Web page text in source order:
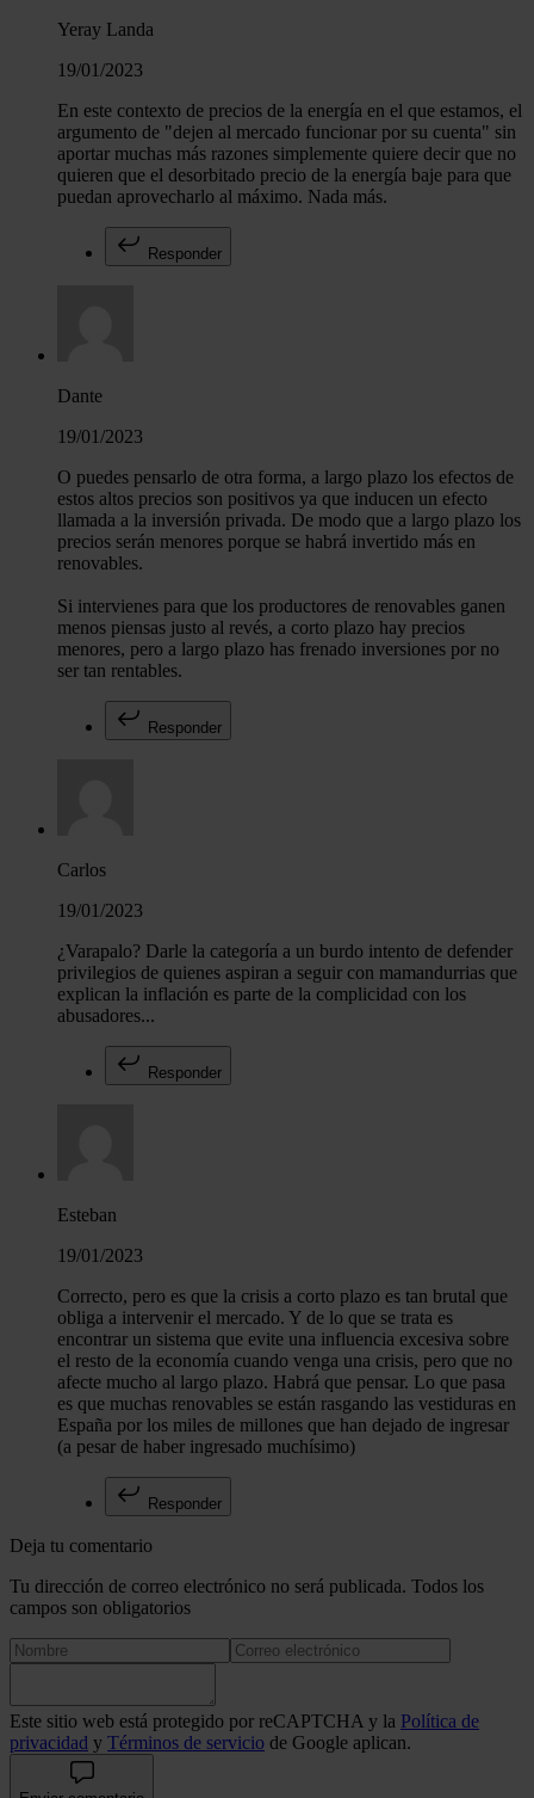
Yeray Landa
19/01/2023
En este contexto de precios de la energía en el que estamos, el
argumento de "dejen al mercado funcionar por su cuenta" sin
aportar muchas más razones simplemente quiere decir que no
quieren que el desorbitado precio de la energía baje para que
puedan aprovecharlo al máximo. Nada más.
Responder
Dante
19/01/2023
O puedes pensarlo de otra forma, a largo plazo los efectos de
estos altos precios son positivos ya que inducen un efecto
llamada a la inversión privada. De modo que a largo plazo los
precios serán menores porque se habrá invertido más en
renovables.
Si intervienes para que los productores de renovables ganen
menos piensas justo al revés, a corto plazo hay precios
menores, pero a largo plazo has frenado inversiones por no
ser tan rentables.
Responder
Carlos
19/01/2023
¿Varapalo? Darle la categoría a un burdo intento de defender
privilegios de quienes aspiran a seguir con mamandurrias que
explican la inflación es parte de la complicidad con los
abusadores...
Responder
Esteban
19/01/2023
Correcto, pero es que la crisis a corto plazo es tan brutal que
obliga a intervenir el mercado. Y de lo que se trata es
encontrar un sistema que evite una influencia excesiva sobre
el resto de la economía cuando venga una crisis, pero que no
afecte mucho al largo plazo. Habrá que pensar. Lo que pasa
es que muchas renovables se están rasgando las vestiduras en
España por los miles de millones que han dejado de ingresar
(a pesar de haber ingresado muchísimo)
Responder
Deja tu comentario
Tu dirección de correo electrónico no será publicada. Todos los
campos son obligatorios
Este sitio web está protegido por reCAPTCHA y la Política de
privacidad y Términos de servicio de Google aplican.